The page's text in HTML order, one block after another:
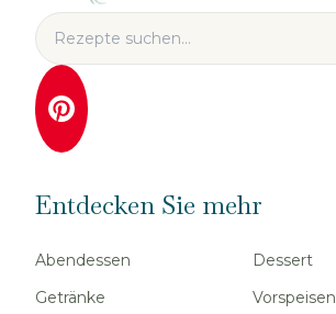
Entdecken Sie mehr
Abendessen
Dessert
Getränke
Vorspeisen